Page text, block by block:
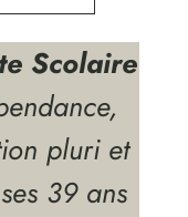
Scolaire
pluri et
39 ans